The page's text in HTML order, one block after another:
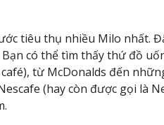
tiêu thụ nhiều Milo nhất.
có thể tìm thấy thứ đồ
từ McDonalds đến
(hay còn được gọi là